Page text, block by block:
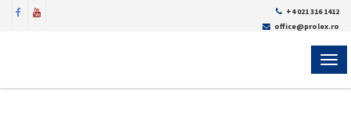
+4 021 316 1412
office@prolex.ro